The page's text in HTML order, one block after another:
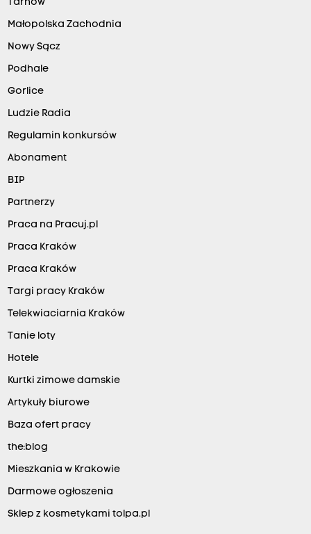
Tarnów
Małopolska Zachodnia
Nowy Sącz
Podhale
Gorlice
Ludzie Radia
Regulamin konkursów
Abonament
BIP
Partnerzy
Praca na Pracuj.pl
Praca Kraków
Praca Kraków
Targi pracy Kraków
Telekwiaciarnia Kraków
Tanie loty
Hotele
Kurtki zimowe damskie
Artykuły biurowe
Baza ofert pracy
the:blog
Mieszkania w Krakowie
Darmowe ogłoszenia
Sklep z kosmetykami tolpa.pl